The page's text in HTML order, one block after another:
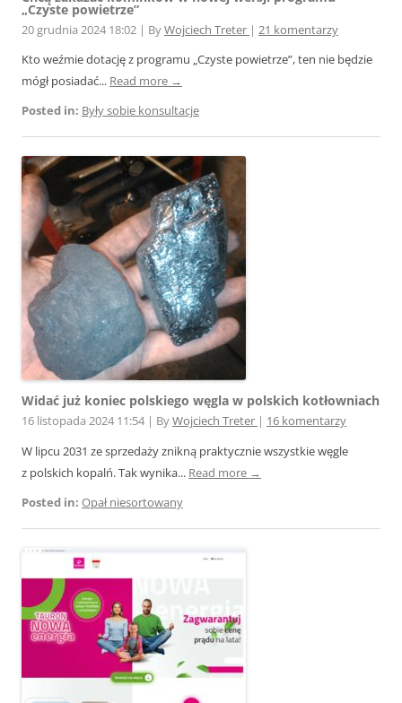
„Czyste powietrze”
20 grudnia 2024 18:02 | ByWojciech Treter | 21 komentarzy
Kto weźmie dotację z programu „Czyste powietrze”, ten nie będzie
mógł posiadać... Read more →
Posted in: Były sobie konsultacje
Widać już koniec polskiego węgla w polskich kotłowniach
16 listopada 2024 11:54 ByWojciech Treter 16 komentarzy
W lipcu 2031 ze sprzedaży znikną praktycznie wszystkie węgle
z polskich kopalń. Tak wynika... Read more →
Posted in: Opał niesortowany